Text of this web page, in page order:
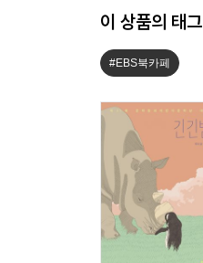
이 상품의 태그
#EBS북카페